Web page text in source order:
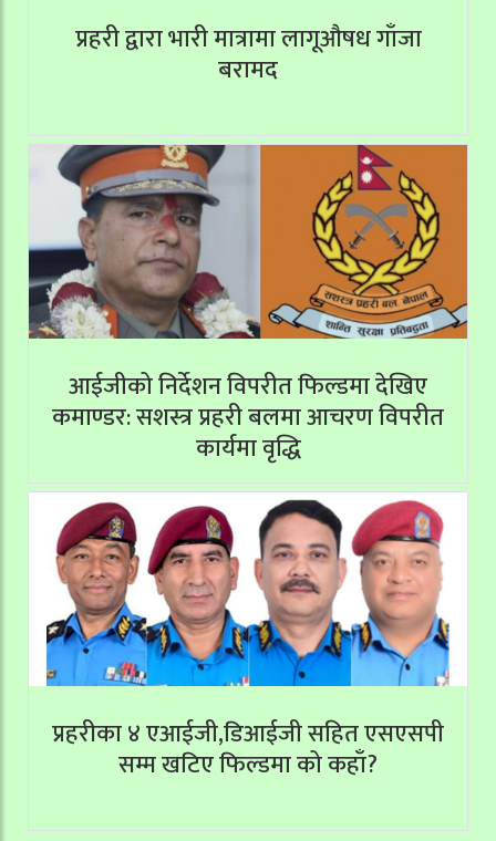
प्रहरी द्वारा भारी मात्रामा लागूऔषध गाँजा
बरामद
आईजीको निर्देशन विपरीत फिल्डमा देखिए
कमाण्डर: सशस्त्र प्रहरी बलमा आचरण विपरीत
कार्यमा वृद्धि
प्रहरीका ४ एआईजी,डिआईजी सहित एसएसपी
सम्म खटिए फिल्डमा को कहाँ?